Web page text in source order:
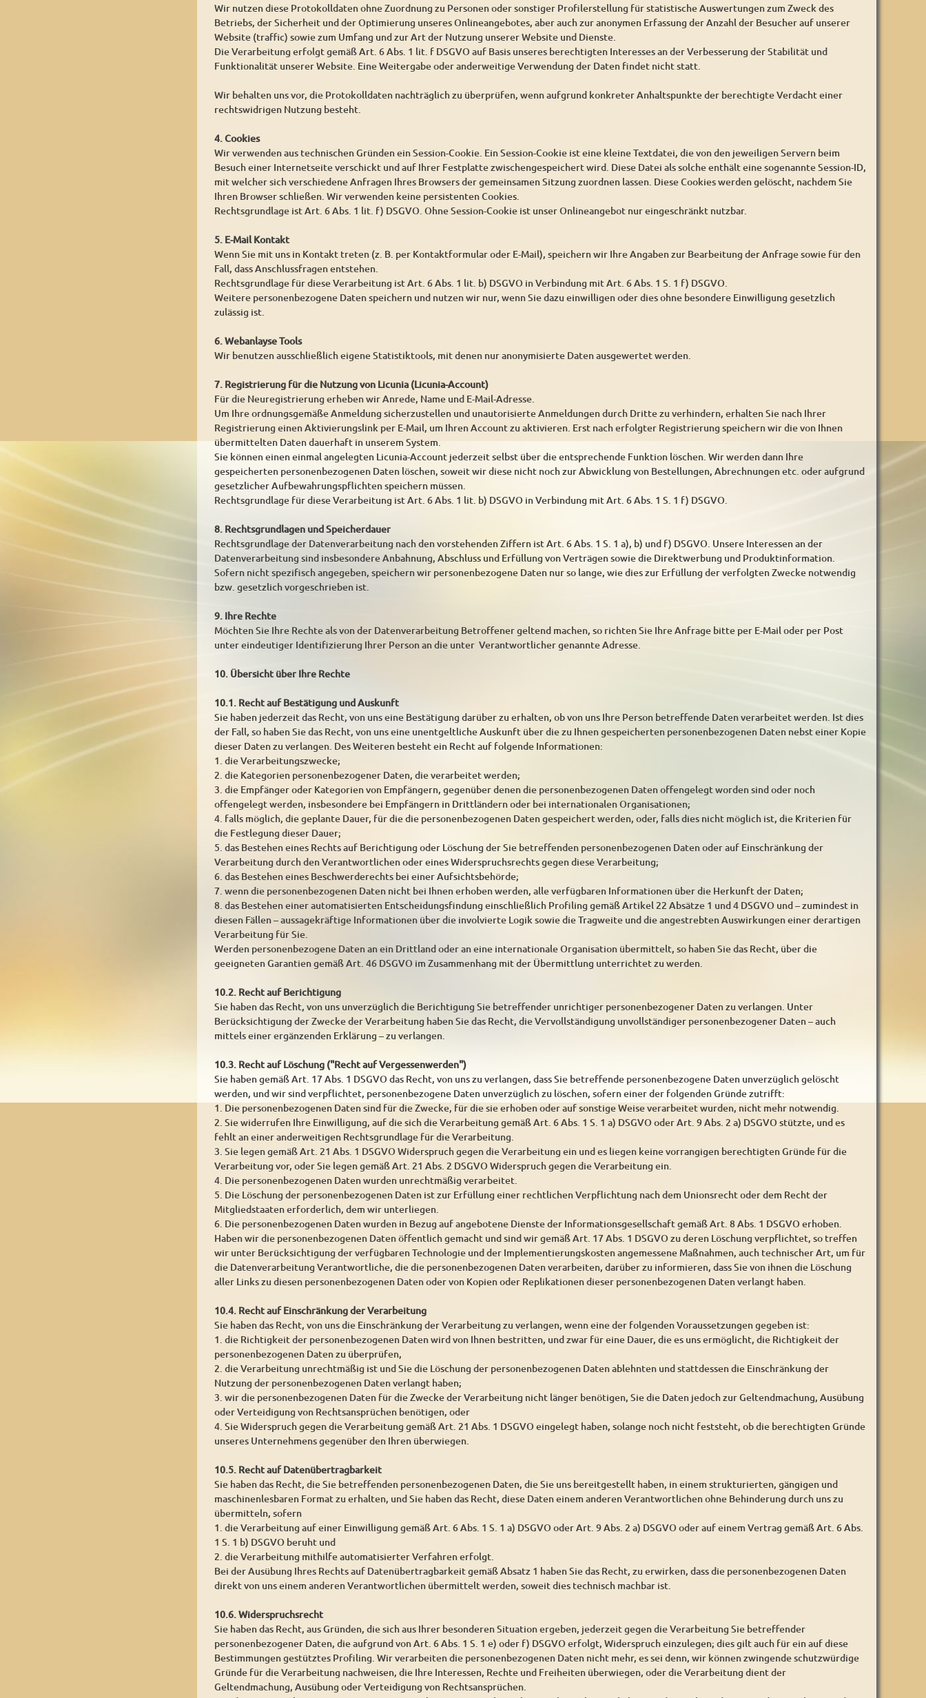
Wir nutzen diese Protokolldaten ohne Zuordnung zu Personen oder sonstiger Profilerstellung für statistische Auswertungen zum Zweck des
Betriebs, der Sicherheit und der Optimierung unseres Onlineangebotes, aber auch zur anonymen Erfassung der Anzahl der Besucher auf unserer
Website (traffic) sowie zum Umfang und zur Art der Nutzung unserer Website und Dienste.
Die Verarbeitung erfolgt gemäß Art. 6 Abs. 1 lit. f DSGVO auf Basis unseres berechtigten Interesses an der Verbesserung der Stabilität und
Funktionalität unserer Website. Eine Weitergabe oder anderweitige Verwendung der Daten findet nicht statt.
Wir behalten uns vor, die Protokolldaten nachträglich zu überprüfen, wenn aufgrund konkreter Anhaltspunkte der berechtigte Verdacht einer
rechtswidrigen Nutzung besteht.
4. Cookies
Wir verwenden aus technischen Gründen ein Session-Cookie. Ein Session-Cookie ist eine kleine Textdatei, die von den jeweiligen Servern beim
Besuch einer Internetseite verschickt und auf Ihrer Festplatte zwischengespeichert wird. Diese Datei als solche enthält eine sogenannte Session-ID,
mit welcher sich verschiedene Anfragen Ihres Browsers der gemeinsamen Sitzung zuordnen lassen. Diese Cookies werden gelöscht, nachdem Sie
Ihren Browser schließen. Wir verwenden keine persistenten Cookies.
Rechtsgrundlage ist Art. 6 Abs. 1 lit. f) DSGVO. Ohne Session-Cookie ist unser Onlineangebot nur eingeschränkt nutzbar.
5. E-Mail Kontakt
Wenn Sie mit uns in Kontakt treten (z. B. per Kontaktformular oder E-Mail), speichern wir Ihre Angaben zur Bearbeitung der Anfrage sowie für den
Fall, dass Anschlussfragen entstehen.
Rechtsgrundlage für diese Verarbeitung ist Art. 6 Abs. 1 lit. b) DSGVO in Verbindung mit Art. 6 Abs. 1 S. 1 f) DSGVO.
Weitere personenbezogene Daten speichern und nutzen wir nur, wenn Sie dazu einwilligen oder dies ohne besondere Einwilligung gesetzlich
zulässig ist.
6. Webanlayse Tools
Wir benutzen ausschließlich eigene Statistiktools, mit denen nur anonymisierte Daten ausgewertet werden.
7. Registrierung für die Nutzung von Licunia (Licunia-Account)
Für die Neuregistrierung erheben wir Anrede, Name und E-Mail-Adresse.
Um Ihre ordnungsgemäße Anmeldung sicherzustellen und unautorisierte Anmeldungen durch Dritte zu verhindern, erhalten Sie nach Ihrer
Registrierung einen Aktivierungslink per E-Mail, um Ihren Account zu aktivieren. Erst nach erfolgter Registrierung speichern wir die von Ihnen
übermittelten Daten dauerhaft in unserem System.
Sie können einen einmal angelegten Licunia-Account jederzeit selbst über die entsprechende Funktion löschen. Wir werden dann Ihre
gespeicherten personenbezogenen Daten löschen, soweit wir diese nicht noch zur Abwicklung von Bestellungen, Abrechnungen etc. oder aufgrund
gesetzlicher Aufbewahrungspflichten speichern müssen.
Rechtsgrundlage für diese Verarbeitung ist Art. 6 Abs. 1 lit. b) DSGVO in Verbindung mit Art. 6 Abs. 1 S. 1 f) DSGVO.
8. Rechtsgrundlagen und Speicherdauer
Rechtsgrundlage der Datenverarbeitung nach den vorstehenden Ziffern ist Art. 6 Abs. 1 S. 1 a), b) und f) DSGVO. Unsere Interessen an der
Datenverarbeitung sind insbesondere Anbahnung, Abschluss und Erfüllung von Verträgen sowie die Direktwerbung und Produktinformation.
Sofern nicht spezifisch angegeben, speichern wir personenbezogene Daten nur so lange, wie dies zur Erfüllung der verfolgten Zwecke notwendig
bzw. gesetzlich vorgeschrieben ist.
9. Ihre Rechte
Möchten Sie Ihre Rechte als von der Datenverarbeitung Betroffener geltend machen, so richten Sie Ihre Anfrage bitte per E-Mail oder per Post
unter eindeutiger Identifizierung Ihrer Person an die unter Verantwortlicher genannte Adresse.
10. Übersicht über Ihre Rechte
10.1. Recht auf Bestätigung und Auskunft
Sie haben jederzeit das Recht, von uns eine Bestätigung darüber zu erhalten, ob von uns Ihre Person betreffende Daten verarbeitet werden. Ist dies
der Fall, so haben Sie das Recht, von uns eine unentgeltliche Auskunft über die zu Ihnen gespeicherten personenbezogenen Daten nebst einer Kopie
dieser Daten zu verlangen. Des Weiteren besteht ein Recht auf folgende Informationen:
1. die Verarbeitungszwecke;
2. die Kategorien personenbezogener Daten, die verarbeitet werden;
3. die Empfänger oder Kategorien von Empfängern, gegenüber denen die personenbezogenen Daten offengelegt worden sind oder noch
offengelegt werden, insbesondere bei Empfängern in Drittländern oder bei internationalen Organisationen;
4. falls möglich, die geplante Dauer, für die die personenbezogenen Daten gespeichert werden, oder, falls dies nicht möglich ist, die Kriterien für
die Festlegung dieser Dauer;
5. das Bestehen eines Rechts auf Berichtigung oder Löschung der Sie betreffenden personenbezogenen Daten oder auf Einschränkung der
Verarbeitung durch den Verantwortlichen oder eines Widerspruchsrechts gegen diese Verarbeitung;
6. das Bestehen eines Beschwerderechts bei einer Aufsichtsbehörde;
7. wenn die personenbezogenen Daten nicht bei Ihnen erhoben werden, alle verfügbaren Informationen über die Herkunft der Daten;
8. das Bestehen einer automatisierten Entscheidungsfindung einschließlich Profiling gemäß Artikel 22 Absätze 1 und 4 DSGVO und – zumindest in
diesen Fällen – aussagekräftige Informationen über die involvierte Logik sowie die Tragweite und die angestrebten Auswirkungen einer derartigen
Verarbeitung für Sie.
Werden personenbezogene Daten an ein Drittland oder an eine internationale Organisation übermittelt, so haben Sie das Recht, über die
geeigneten Garantien gemäß Art. 46 DSGVO im Zusammenhang mit der Übermittlung unterrichtet zu werden.
10.2. Recht auf Berichtigung
Sie haben das Recht, von uns unverzüglich die Berichtigung Sie betreffender unrichtiger personenbezogener Daten zu verlangen. Unter
Berücksichtigung der Zwecke der Verarbeitung haben Sie das Recht, die Vervollständigung unvollständiger personenbezogener Daten – auch
mittels einer ergänzenden Erklärung – zu verlangen.
10.3. Recht auf Löschung ("Recht auf Vergessenwerden")
Sie haben gemäß Art. 17 Abs. 1 DSGVO das Recht, von uns zu verlangen, dass Sie betreffende personenbezogene Daten unverzüglich gelöscht
werden, und wir sind verpflichtet, personenbezogene Daten unverzüglich zu löschen, sofern einer der folgenden Gründe zutrifft:
1. Die personenbezogenen Daten sind für die Zwecke, für die sie erhoben oder auf sonstige Weise verarbeitet wurden, nicht mehr notwendig.
2. Sie widerrufen Ihre Einwilligung, auf die sich die Verarbeitung gemäß Art. 6 Abs. 1 S. 1 a) DSGVO oder Art. 9 Abs. 2 a) DSGVO stützte, und es
fehlt an einer anderweitigen Rechtsgrundlage für die Verarbeitung.
3. Sie legen gemäß Art. 21 Abs. 1 DSGVO Widerspruch gegen die Verarbeitung ein und es liegen keine vorrangigen berechtigten Gründe für die
Verarbeitung vor, oder Sie legen gemäß Art. 21 Abs. 2 DSGVO Widerspruch gegen die Verarbeitung ein.
4. Die personenbezogenen Daten wurden unrechtmäßig verarbeitet.
5. Die Löschung der personenbezogenen Daten ist zur Erfüllung einer rechtlichen Verpflichtung nach dem Unionsrecht oder dem Recht der
Mitgliedstaaten erforderlich, dem wir unterliegen.
6. Die personenbezogenen Daten wurden in Bezug auf angebotene Dienste der Informationsgesellschaft gemäß Art. 8 Abs. 1 DSGVO erhoben.
Haben wir die personenbezogenen Daten öffentlich gemacht und sind wir gemäß Art. 17 Abs. 1 DSGVO zu deren Löschung verpflichtet, so treffen
wir unter Berücksichtigung der verfügbaren Technologie und der Implementierungskosten angemessene Maßnahmen, auch technischer Art, um für
die Datenverarbeitung Verantwortliche, die die personenbezogenen Daten verarbeiten, darüber zu informieren, dass Sie von ihnen die Löschung
aller Links zu diesen personenbezogenen Daten oder von Kopien oder Replikationen dieser personenbezogenen Daten verlangt haben.
10.4. Recht auf Einschränkung der Verarbeitung
Sie haben das Recht, von uns die Einschränkung der Verarbeitung zu verlangen, wenn eine der folgenden Voraussetzungen gegeben ist:
1. die Richtigkeit der personenbezogenen Daten wird von Ihnen bestritten, und zwar für eine Dauer, die es uns ermöglicht, die Richtigkeit der
personenbezogenen Daten zu überprüfen,
2. die Verarbeitung unrechtmäßig ist und Sie die Löschung der personenbezogenen Daten ablehnten und stattdessen die Einschränkung der
Nutzung der personenbezogenen Daten verlangt haben;
3. wir die personenbezogenen Daten für die Zwecke der Verarbeitung nicht länger benötigen, Sie die Daten jedoch zur Geltendmachung, Ausübung
oder Verteidigung von Rechtsansprüchen benötigen, oder
4. Sie Widerspruch gegen die Verarbeitung gemäß Art. 21 Abs. 1 DSGVO eingelegt haben, solange noch nicht feststeht, ob die berechtigten Gründe
unseres Unternehmens gegenüber den Ihren überwiegen.
10.5. Recht auf Datenübertragbarkeit
Sie haben das Recht, die Sie betreffenden personenbezogenen Daten, die Sie uns bereitgestellt haben, in einem strukturierten, gängigen und
maschinenlesbaren Format zu erhalten, und Sie haben das Recht, diese Daten einem anderen Verantwortlichen ohne Behinderung durch uns zu
übermitteln, sofern
1. die Verarbeitung auf einer Einwilligung gemäß Art. 6 Abs. 1 S. 1 a) DSGVO oder Art. 9 Abs. 2 a) DSGVO oder auf einem Vertrag gemäß Art. 6 Abs.
1 S. 1 b) DSGVO beruht und
2. die Verarbeitung mithilfe automatisierter Verfahren erfolgt.
Bei der Ausübung Ihres Rechts auf Datenübertragbarkeit gemäß Absatz 1 haben Sie das Recht, zu erwirken, dass die personenbezogenen Daten
direkt von uns einem anderen Verantwortlichen übermittelt werden, soweit dies technisch machbar ist.
10.6. Widerspruchsrecht
Sie haben das Recht, aus Gründen, die sich aus Ihrer besonderen Situation ergeben, jederzeit gegen die Verarbeitung Sie betreffender
personenbezogener Daten, die aufgrund von Art. 6 Abs. 1 S. 1 e) oder f) DSGVO erfolgt, Widerspruch einzulegen; dies gilt auch für ein auf diese
Bestimmungen gestütztes Profiling. Wir verarbeiten die personenbezogenen Daten nicht mehr, es sei denn, wir können zwingende schutzwürdige
Gründe für die Verarbeitung nachweisen, die Ihre Interessen, Rechte und Freiheiten überwiegen, oder die Verarbeitung dient der
Geltendmachung, Ausübung oder Verteidigung von Rechtsansprüchen.